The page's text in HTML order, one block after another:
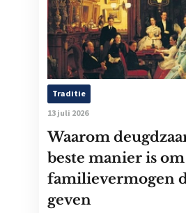
Traditie
13 juli 2026
Waarom
beste manier is
familievermogen
geven